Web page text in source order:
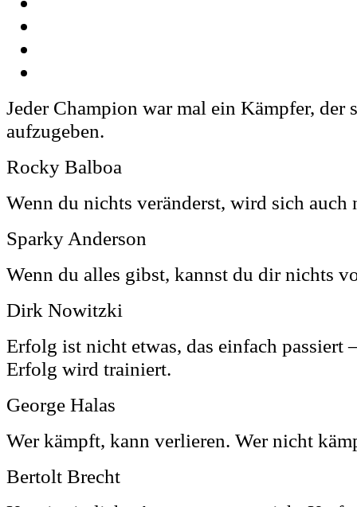
Jeder Champion war mal ein Kämpfer, der
aufzugeben.
Rocky Balboa
Wenn du nichts veränderst, wird sich auch
Sparky Anderson
Wenn du alles gibst, kannst du dir nichts
Dirk Nowitzki
Erfolg ist nicht etwas, das einfach passiert
Erfolg wird trainiert.
George Halas
Wer kämpft, kann verlieren. Wer nicht
Bertolt Brecht